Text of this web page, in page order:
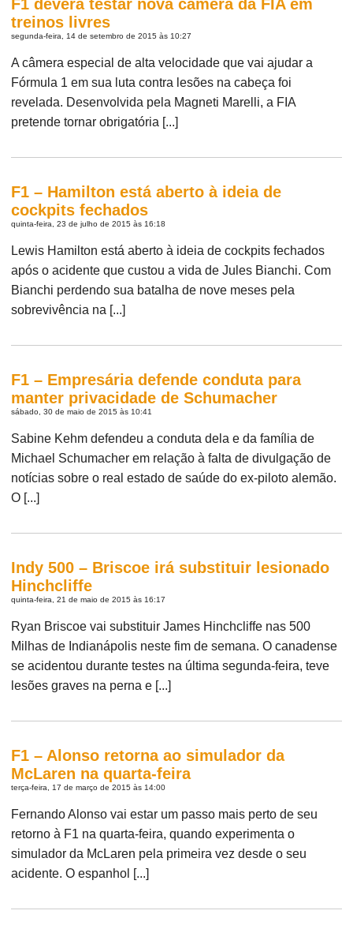
F1 deverá testar nova câmera da FIA em
treinos livres
segunda-feira, 14 de setembro de 2015 às 10:27
A câmera especial de alta velocidade que vai ajudar a
Fórmula 1 em sua luta contra lesões na cabeça foi
revelada. Desenvolvida pela Magneti Marelli, a FIA
pretende tornar obrigatória [...]
F1 – Hamilton está aberto à ideia de
cockpits fechados
quinta-feira, 23 de julho de 2015 às 16:18
Lewis Hamilton está aberto à ideia de cockpits fechados
após o acidente que custou a vida de Jules Bianchi. Com
Bianchi perdendo sua batalha de nove meses pela
sobrevivência na [...]
F1 – Empresária defende conduta para
manter privacidade de Schumacher
sábado, 30 de maio de 2015 às 10:41
Sabine Kehm defendeu a conduta dela e da família de
Michael Schumacher em relação à falta de divulgação de
notícias sobre o real estado de saúde do ex-piloto alemão.
O [...]
Indy 500 – Briscoe irá substituir lesionado
Hinchcliffe
quinta-feira, 21 de maio de 2015 às 16:17
Ryan Briscoe vai substituir James Hinchcliffe nas 500
Milhas de Indianápolis neste fim de semana. O canadense
se acidentou durante testes na última segunda-feira, teve
lesões graves na perna e [...]
F1 – Alonso retorna ao simulador da
McLaren na quarta-feira
terça-feira, 17 de março de 2015 às 14:00
Fernando Alonso vai estar um passo mais perto de seu
retorno à F1 na quarta-feira, quando experimenta o
simulador da McLaren pela primeira vez desde o seu
acidente. O espanhol [...]